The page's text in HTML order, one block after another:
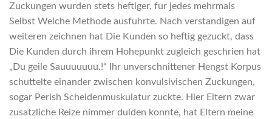
Zuckungen wurden stets heftiger, fur jedes mehrmals
Selbst Welche Methode ausfuhrte. Nach verstandigen auf
weiteren zeichnen hat Die Kunden so heftig gezuckt, dass
Die Kunden durch ihrem Hohepunkt zugleich geschrien hat
„Du geile Sauuuuuuu.!“ Ihr unverschnittener Hengst Korpus
schuttelte einander zwischen konvulsivischen Zuckungen,
sogar Perish Scheidenmuskulatur zuckte. Hier Eltern zwar
zusatzliche Reize nimmer dulden konnte, hat Eltern meine